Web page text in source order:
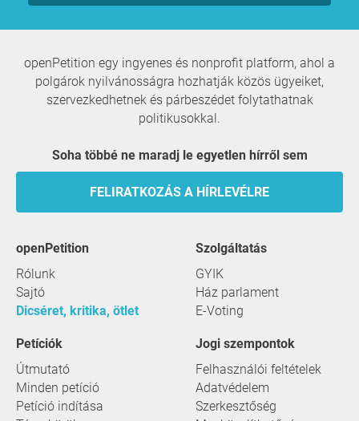
openPetition egy ingyenes és nonprofit platform, ahol a
polgárok nyilvánosságra hozhatják közös ügyeiket,
szervezkedhetnek és párbeszédet folytathatnak
politikusokkal.
Soha többé ne maradj le egyetlen hírről sem
FELIRATKOZÁS A HÍRLEVÉLRE
openPetition
Rólunk
Sajtó
Dicséret, kritika, ötlet
szolgáltatás
GYIK
Ház parlament
E-Voting
Petíciók
Útmutató
Minden petíció
Petíció indítása
Jogi szempontok
Felhasználói feltételek
Adatvédelem
Szerkesztőség